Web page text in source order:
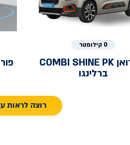
0 קילומטר
COMBI SHINE PK
ברלינגו
רוצה לראות